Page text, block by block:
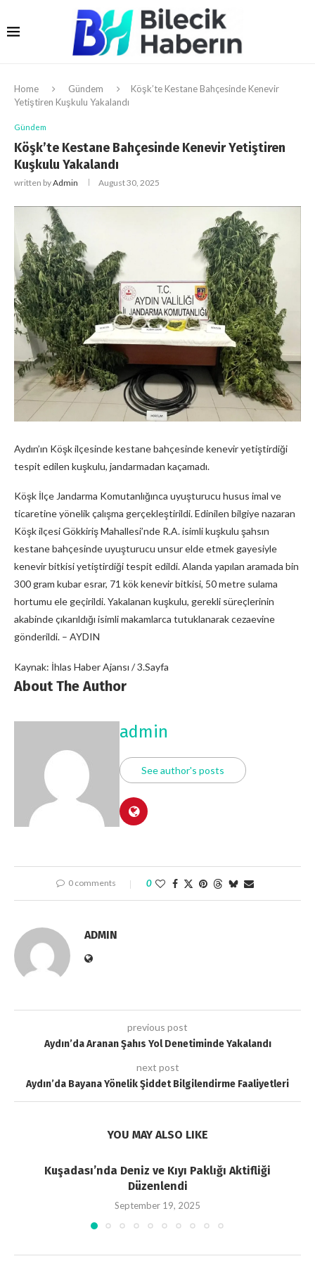
Home Gündem
Köşk’te Kestane Bahçesinde Kenevir
Yetiştiren Kuşkulu Yakalandı
Gündem
Köşk’te Kestane Bahçesinde Kenevir Yetiştiren
Kuşkulu Yakalandı
written byAdmin August 30, 2025
Aydın’ın Köşk ilçesinde kestane bahçesinde kenevir yetiştirdiği
tespit edilen kuşkulu, jandarmadan kaçamadı.
Köşk İlçe Jandarma Komutanlığınca uyuşturucu husus imal ve
ticaretine yönelik çalışma gerçekleştirildi. Edinilen bilgiye nazaran
Köşk ilçesi Gökkiriş Mahallesi’nde R.A. isimli kuşkulu şahsın
kestane bahçesinde uyuşturucu unsur elde etmek gayesiyle
kenevir bitkisi yetiştirdiği tespit edildi. Alanda yapılan aramada bin
300 gram kubar esrar, 71 kök kenevir bitkisi, 50 metre sulama
hortumu ele geçirildi. Yakalanan kuşkulu, gerekli süreçlerinin
akabinde çıkarıldığı isimli makamlarca tutuklanarak cezaevine
gönderildi. – AYDIN
Kaynak: İhlas Haber Ajansı / 3.Sayfa
About The Author
admin
See author's posts
0 comments 0
ADMIN
previous post
Aydın’da Aranan Şahıs Yol Denetiminde Yakalandı
next post
Aydın’da Bayana Yönelik Şiddet Bilgilendirme Faaliyetleri
YOU MAY ALSO LIKE
Kuşadası’nda Deniz ve Kıyı Paklığı Aktifliği
Düzenlendi
September 19, 2025